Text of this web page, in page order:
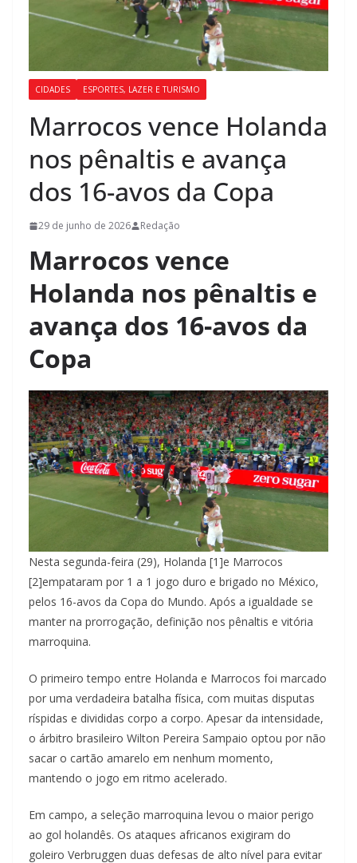
CIDADES ESPORTES, LAZER E TURISMO
Marrocos vence Holanda
nos pênaltis e avança
dos 16-avos da Copa
29 de junho de 2026 Redação
Marrocos vence
Holanda nos pênaltis e
avança dos 16-avos da
Copa
Nesta segunda-feira (29), Holanda [1]e Marrocos
[2]empataram por 1 a 1 jogo duro e brigado no México,
pelos 16-avos da Copa do Mundo. Após a igualdade se
manter na prorrogação, definição nos pênaltis e vitória
marroquina.
O primeiro tempo entre Holanda e Marrocos foi marcado
por uma verdadeira batalha física, com muitas disputas
ríspidas e divididas corpo a corpo. Apesar da intensidade,
o árbitro brasileiro Wilton Pereira Sampaio optou por não
sacar o cartão amarelo em nenhum momento,
mantendo o jogo em ritmo acelerado.
Em campo, a seleção marroquina levou o maior perigo
ao gol holandês. Os ataques africanos exigiram do
goleiro Verbruggen duas defesas de alto nível para evitar